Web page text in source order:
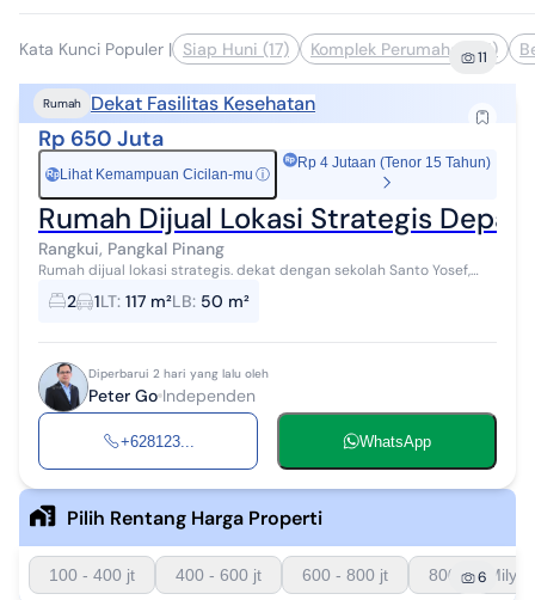
Kata Kunci Populer | Siap Huni (17) Komplek Perumahan (11)
11
Rumah Dekat Fasilitas Kesehatan
Rp 650 Juta
Rp Lihat Kemampuan Cicilan-mu ⓘ
Rp 4 Jutaan (Tenor 15 Tahun)
Rumah Dijual Lokasi Strategis
Rangkui, Pangkal Pinang
Rumah dijual lokasi strategis. dekat dengan sekolah Santo Yosef,
Rumah Sakit Primaya Bhakti, Wara, dll
2 1LT: 117 m²LB: 50 m²
Diperbarui 2 hari yang lalu oleh
Peter Go Independen
+628123... WhatsApp
Pilih Rentang Harga Properti
100 - 400 jt 400 - 600 jt 600 - 800 jt 800 - 1 Milyar
6